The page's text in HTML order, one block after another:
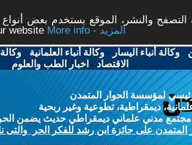
والنشر، الموقع يستخدم بعض
website
More info - المزيد
-وكالة أنباء اليسار -وكالة أنباء العلمانية -
الاقتصاد - اخبار الطب والعلوم
لمؤسسة الحوار المتمدن
ديمقراطية، تطوعية وغير ربحية
مدني علماني ديمقراطي حديث يضمن الحرية
المتمدن على جائزة ابن رشد للفكر الحر والتى